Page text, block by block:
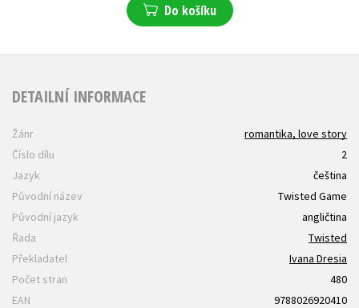
Do košíku
DETAILNÍ INFORMACE
Žánr
romantika, love story
Číslo dílu
2
Jazyk
čeština
Původní název
Twisted Game
Původní jazyk
angličtina
Řada
Twisted
Překladatel
Ivana Dresia
Počet stran
480
EAN
9788026920410